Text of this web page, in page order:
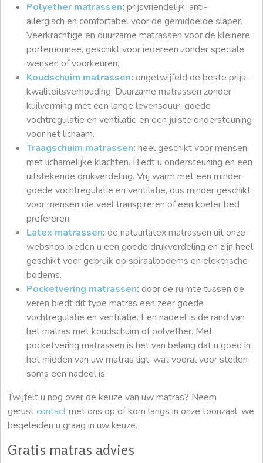
Polyether matrassen: prijsvriendelijk, anti-
allergisch en comfortabel voor de gemiddelde slaper.
Veerkrachtige en duurzame matrassen voor de kleinere
portemonnee, geschikt voor iedereen zonder speciale
wensen of voorkeuren.
Koudschuim matrassen: ongetwijfeld de beste prijs-
kwaliteitsverhouding. Duurzame matrassen zonder
kuilvorming met een lange levensduur, goede
vochtregulatie en ventilatie en een juiste ondersteuning
voor het lichaam.
Traagschuim matrassen: heel geschikt voor mensen
met lichamelijke klachten. Biedt u ondersteuning en een
uitstekende drukverdeling. Vrij warm met een minder
goede vochtregulatie en ventilatie, dus minder geschikt
voor mensen die veel transpireren of een koeler bed
prefereren.
Latex matrassen: de natuurlatex matrassen uit onze
webshop bieden u een goede drukverdeling en zijn heel
geschikt voor gebruik op spiraalbodems en elektrische
bodems.
Pocketvering matrassen: door de ruimte tussen de
veren biedt dit type matras een zeer goede
vochtregulatie en ventilatie. Een nadeel is de rand van
het matras met koudschuim of polyether. Met
pocketvering matrassen is het van belang dat u goed in
het midden van uw matras ligt, wat vooral voor stellen
soms een nadeel is.
Twijfelt u nog over de keuze van uw matras? Neem
gerustcontactmet ons op of kom langs in onze toonzaal, we
begeleiden u graag in uw keuze.
Gratis matras advies